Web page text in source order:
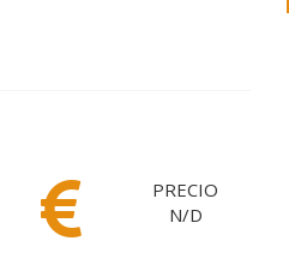
PRECIO
N/D